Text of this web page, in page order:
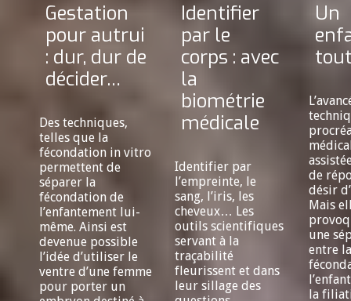
Gestation
pour autrui
: dur, dur de
décider…
Des techniques,
telles que la
fécondation in vitro
permettent de
séparer la
fécondation de
l’enfantement lui-
même. Ainsi est
devenue possible
l’idée d’utiliser le
ventre d’une femme
pour porter un
Identifier
par le
corps : avec
la
biométrie
médicale
Identifier par
l’empreinte, le
sang, l’iris, les
cheveux… Les
outils scientifiques
servant à la
traçabilité
fleurissent et dans
leur sillage des
Un
de
désir
Mais
une
entre la
la